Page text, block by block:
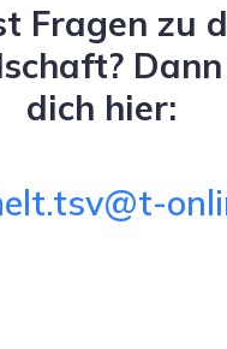
Fragen zu
dich hier: